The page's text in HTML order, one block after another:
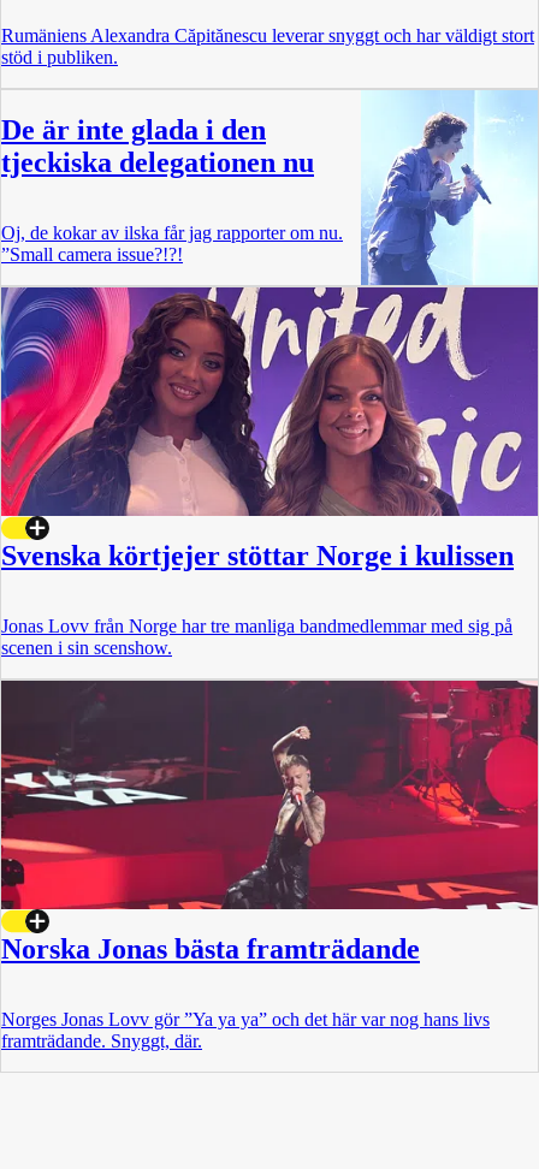
Rumäniens Alexandra Căpitănescu leverar snyggt och har väldigt stort
stöd i publiken.
De är inte glada i den
tjeckiska delegationen nu
Oj, de kokar av ilska får jag rapporter om nu.
”Small camera issue?!?!
Svenska körtjejer stöttar Norge i kulissen
Jonas Lovv från Norge har tre manliga bandmedlemmar med sig på
scenen i sin scenshow.
Norska Jonas bästa framträdande
Norges Jonas Lovv gör ”Ya ya ya” och det här var nog hans livs
framträdande. Snyggt, där.